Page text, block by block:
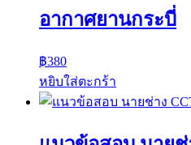
อากาศยานกระบี่
฿380
หยิบใส่ตะกร้า